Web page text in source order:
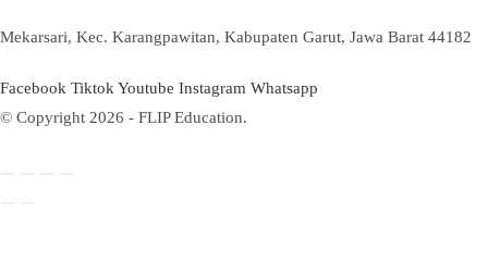
Mekarsari, Kec. Karangpawitan, Kabupaten Garut, Jawa Barat 44182
Facebook TiktokYoutube Instagram Whatsapp
© Copyright 2026 - FLIP Education.